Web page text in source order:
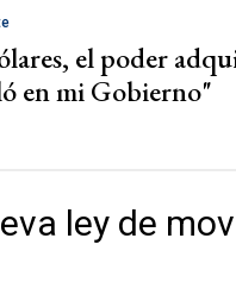
el poder
en mi Gobierno"
ley de